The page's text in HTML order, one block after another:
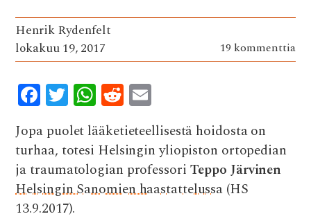
Henrik Rydenfelt
lokakuu 19, 2017
19 kommenttia
F
ac
e
b
o
o
T
w
it
te
r
W
h
at
s
A
p
R
e
d
di
t
m
ai
l
Jopa puolet lääketieteellisestä hoidosta on
turhaa, totesi Helsingin yliopiston ortopedian
ja traumatologian professori Teppo Järvinen
Helsingin Sanomien haastattelussa (HS
13.9.2017).